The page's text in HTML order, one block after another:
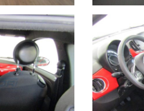
SEDE VENDITA IN VIA
AUTO TRAMITE IL